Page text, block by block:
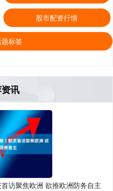
股市配资行情
标签
讯
访聚焦欧洲 欲推欧洲防务自主